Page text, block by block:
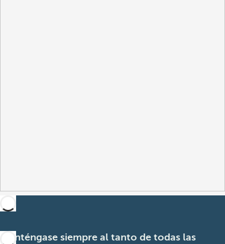
Manténgase siempre al tanto de todas las